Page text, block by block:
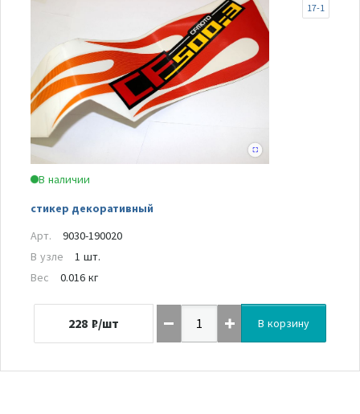
В наличии
стикер декоративный
17-1
Арт.
9030-190020
В узле
1 шт.
Вес
0.016 кг
228 ₽/шт В корзину